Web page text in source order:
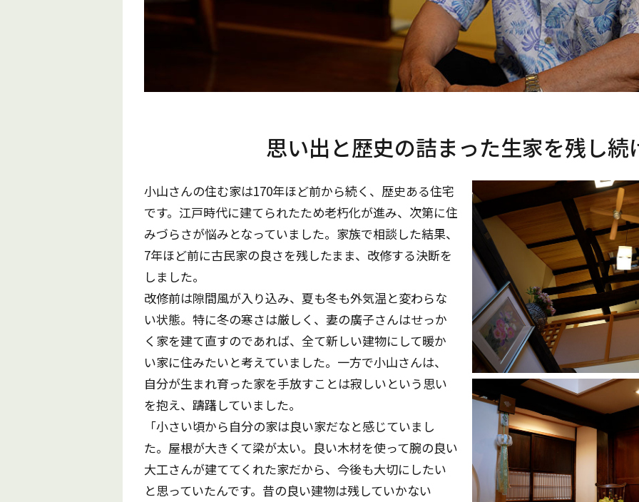
思い出と歴史の詰まった生家を残し続
小山さんの住む家は170年ほど前から続く、歴史ある住宅
です。江戸時代に建てられたため老朽化が進み、次第に住
みづらさが悩みとなっていました。家族で相談した結果、
7年ほど前に古民家の良さを残したまま、改修する決断を
しました。
改修前は隙間風が入り込み、夏も冬も外気温と変わらな
い状態。特に冬の寒さは厳しく、妻の廣子さんはせっか
く家を建て直すのであれば、全て新しい建物にして暖か
い家に住みたいと考えていました。一方で小山さんは、
自分が生まれ育った家を手放すことは寂しいという思い
を抱え、躊躇していました。
「小さい頃から自分の家は良い家だなと感じていまし
た。屋根が大きくて梁が太い。良い木材を使って腕の良い
大工さんが建ててくれた家だから、今後も大切にしたい
と思っていたんです。昔の良い建物は残していかない